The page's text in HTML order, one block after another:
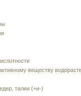
веществу
талии (+и-)